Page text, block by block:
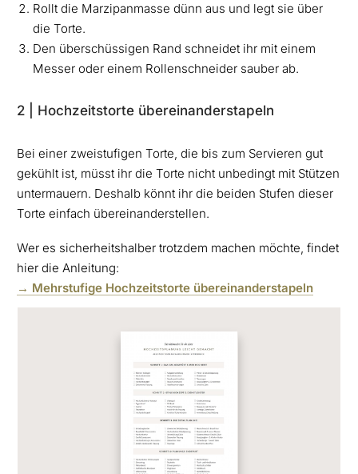
Rollt die Marzipanmasse dünn aus und legt sie über
die Torte.
Den überschüssigen Rand schneidet ihr mit einem
Messer oder einem Rollenschneider sauber ab.
2 | Hochzeitstorte übereinanderstapeln
Bei einer zweistufigen Torte, die bis zum Servieren gut
gekühlt ist, müsst ihr die Torte nicht unbedingt mit Stützen
untermauern. Deshalb könnt ihr die beiden Stufen dieser
Torte einfach übereinanderstellen.
Wer es sicherheitshalber trotzdem machen möchte, findet
hier die Anleitung:
→ Mehrstufige Hochzeitstorte übereinanderstapeln